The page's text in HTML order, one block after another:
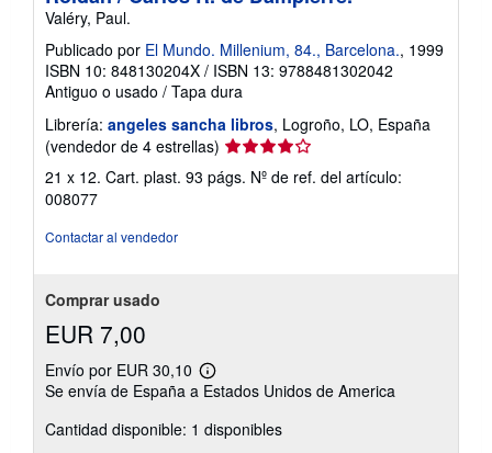
Valéry, Paul.
Publicado por El Mundo. Millenium, 84., Barcelona., 1999
ISBN 10: 848130204X / ISBN 13: 9788481302042
Antiguo o usado / Tapa dura
Librería: angeles sancha libros, Logroño, LO, España
(vendedor de 4 estrellas) Calificación
vendedor:
21 x 12. Cart. plast. 93 págs. Nº de ref. del artículo:
008077
Contactar al vendedor
Comprar usado
EUR 7,00
Envío por EUR 30,10
Más
información
las
tarifas
Se envía de España a Estados Unidos de America
Cantidad disponible: 1 disponibles